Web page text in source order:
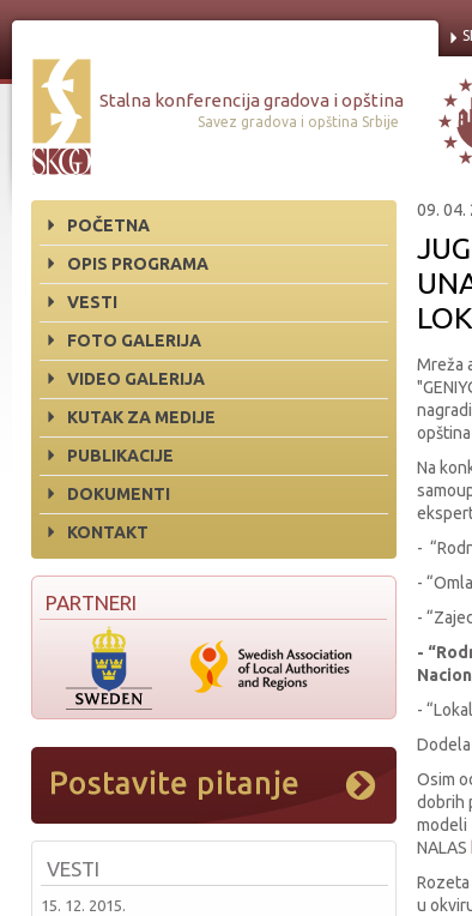
Stalna konferencija gradova i opština
Savez gradova i opština Srbije
POČETNA
OPIS PROGRAMA
VESTI
FOTO GALERIJA
VIDEO GALERIJA
KUTAK ZA MEDIJE
PUBLIKACIJE
DOKUMENTI
KONTAKT
PARTNERI
VESTI
15. 12. 2015.
09. 04.
Mreža
Na
-
-
-
-
-
Osim
dobrih
modeli
NALAS
u